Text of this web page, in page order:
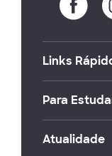
Links
Para
Atualidade